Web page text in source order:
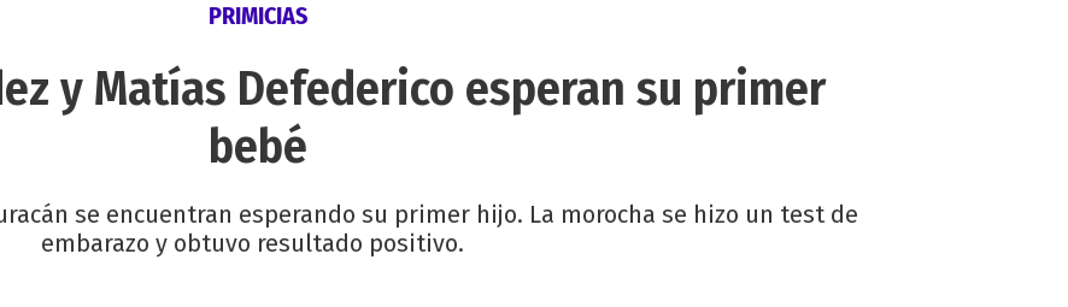
PRIMICIAS
y Matías Defederico esperan su primer
bebé
se encuentran esperando su primer hijo. La morocha se hizo un test de
embarazo y obtuvo resultado positivo.